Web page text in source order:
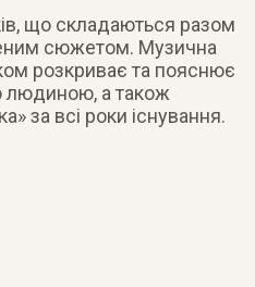
що складаються разом
сюжетом. Музична
розкриває та пояснює
людиною, а також
за всі роки існування.